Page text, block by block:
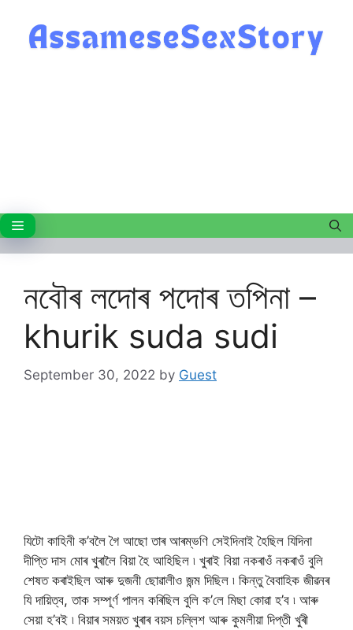
content
Menu
নবৌৰ লদোৰ পদোৰ তপিনা –
khurik suda sudi
September 30, 2022 by Guest
যিটো কাহিনী ক’বলৈ গৈ আছো তাৰ আৰম্ভণি সেইদিনাই হৈছিল যিদিনা
দীপ্তি দাস মোৰ খুৰালৈ বিয়া হৈ আহিছিল ৷ খুৰাই বিয়া নকৰাওঁ নকৰাওঁ বুলি
শেষত কৰাইছিল আৰু দুজনী ছোৱালীও জন্ম দিছিল ৷ কিন্তু বৈবাহিক জীৱনৰ
যি দায়িত্ব, তাক সম্পূৰ্ণ পালন কৰিছিল বুলি ক’লে মিছা কোৱা হ’ব ৷ আৰু
সেয়া হ’বই ৷ বিয়াৰ সময়ত খুৰাৰ বয়স চল্লিশ আৰু কুমলীয়া দিপ্তী খুৰী